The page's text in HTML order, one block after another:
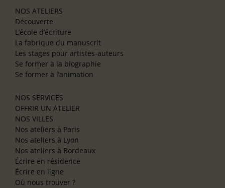
NOS ATELIERS
Découverte
L’école d’écriture
La fabrique du manuscrit
Les stages pour artistes-auteurs
Se former à la biographie
Se former à l’animation
NOS SERVICES
OFFRIR UN ATELIER
NOS VILLES
Nos ateliers à Paris
Nos ateliers à Lyon
Nos ateliers à Bordeaux
Écrire en résidence
Écrire en ligne
Où nous trouver ?